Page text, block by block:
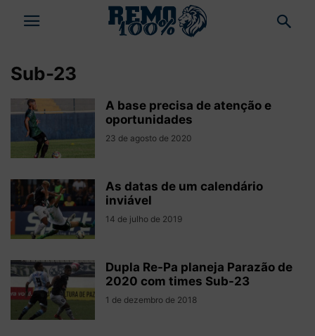
Sub-23
A base precisa de atenção e
oportunidades
23 de agosto de 2020
As datas de um calendário
inviável
14 de julho de 2019
Dupla Re-Pa planeja Parazão de
2020 com times Sub-23
1 de dezembro de 2018